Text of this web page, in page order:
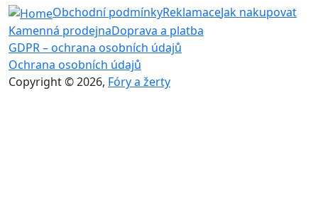
Obchodní podmínkyReklamaceJak nakupovat
Kamenná prodejnaDoprava a platba
GDPR – ochrana osobních údajů
Ochrana osobních údajů
Copyright © 2026, Fóry a žerty